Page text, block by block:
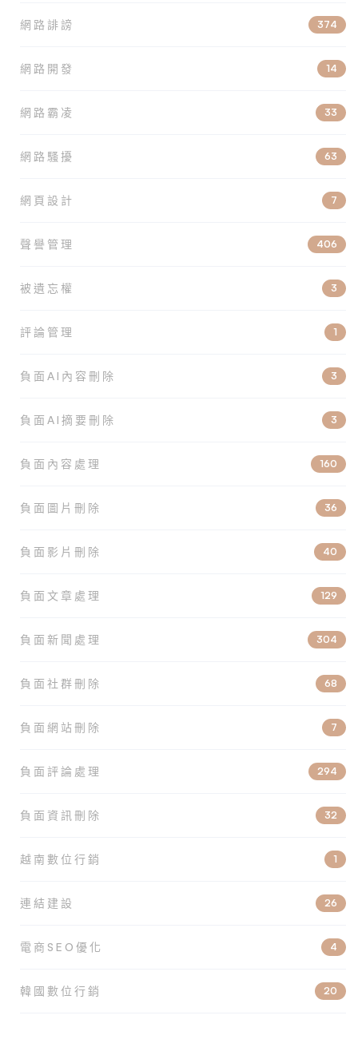
網路誹謗 374
網路開發 14
網路霸凌 33
網路騷擾 63
網頁設計 7
聲譽管理 406
被遺忘權 3
評論管理 1
負面AI內容刪除 3
負面AI摘要刪除 3
負面內容處理 160
負面圖片刪除 36
負面影片刪除 40
負面文章處理 129
負面新聞處理 304
負面社群刪除 68
負面網站刪除 7
負面評論處理 294
負面資訊刪除 32
越南數位行銷 1
連結建設 26
電商SEO優化 4
韓國數位行銷 20